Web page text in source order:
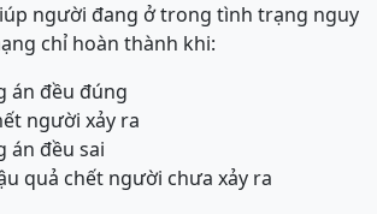
người đang ở trong tình trạng nguy
chỉ hoàn thành khi:
án đều đúng
người xảy ra
án đều sai
quả chết người chưa xảy ra